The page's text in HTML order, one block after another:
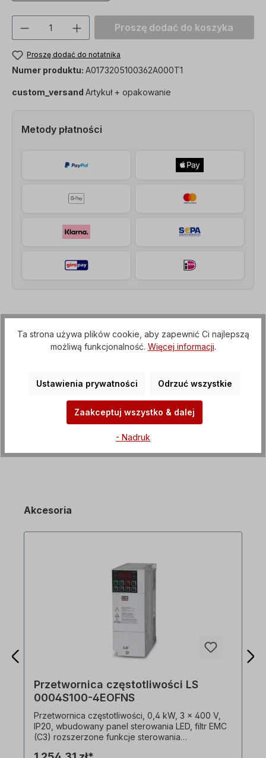
Ilość produktu: Proszę wprowadzić
Proszę dodać do koszyka
Proszę dodać do notatnika
Numer produktu: A0173205100362A000T1
custom_versand Artykuł + opakowanie
Metody płatności
Motoreduktor walcowy (przekładnia z kołnierzem
Pliki do pobrania
Akcesoria
Przetwornica częstotliwości LS
0004S100-4EOFNS
Przetwornica częstotliwości, 0,4 kW, 3 x 400 V,
IP20, wbudowany panel sterowania LED, filtr EMC
(C3) rozszerzone funkcje sterowania
Ta strona używa plików cookie, aby zapewnić Ci najlepszą
możliwą funkcjonalność. Więcej informacji.
Ustawienia prywatności Odrzuć wszystkie
Zaakceptuj wszystko & dalej
- Nadruk